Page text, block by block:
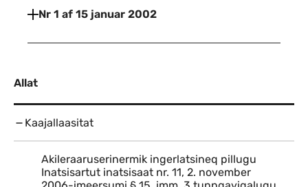
Nr 1 af 15 januar 2002
Allat
Kaajallaasitat
Akileraaruserinermik ingerlatsineq pillugu
Inatsisartut inatsisaat nr. 11, 2. november